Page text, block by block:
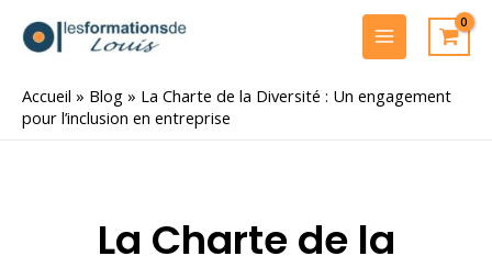
MAIN
MENU
Accueil » Blog » La Charte de la Diversité : Un engagement
pour l’inclusion en entreprise
La Charte de la